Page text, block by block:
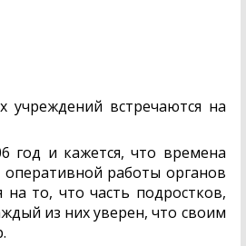
учреждений встречаются на
год и кажется, что времена
оперативной работы органов
на то, что часть подростков,
из них уверен, что своим